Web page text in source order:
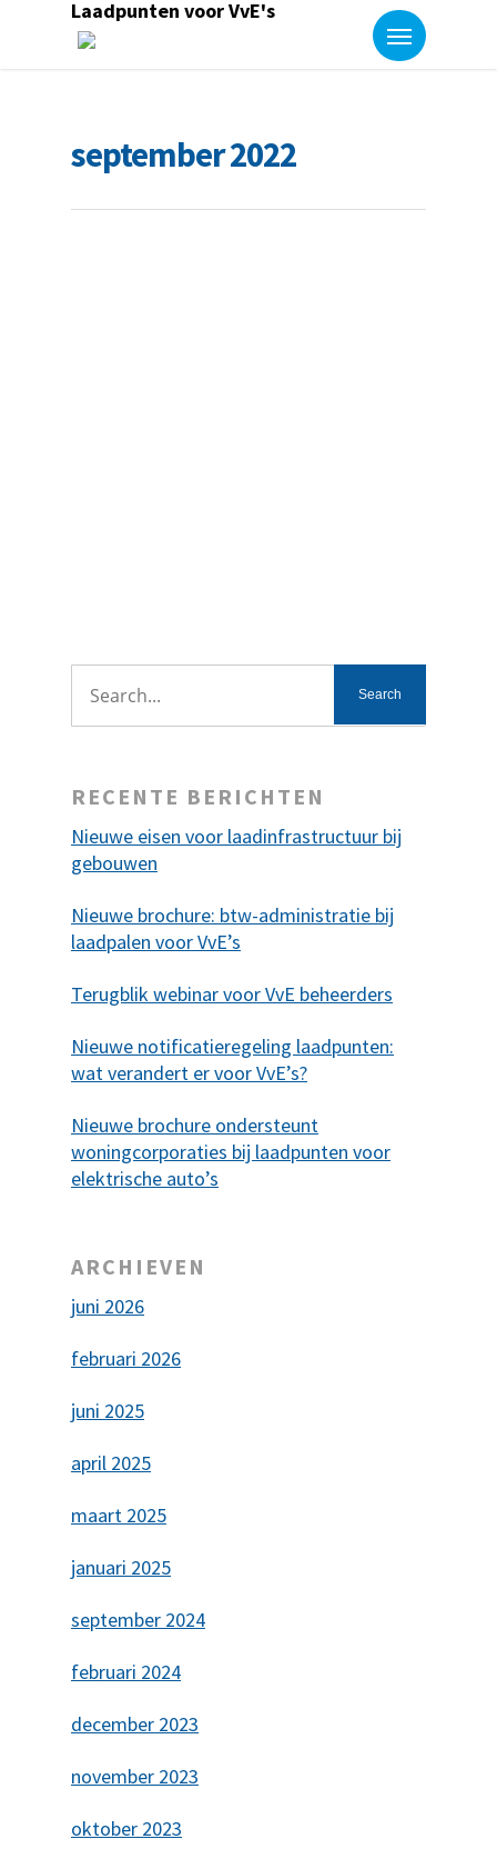
Laadpunten voor VvE's
september 2022
RECENTE BERICHTEN
Nieuwe eisen voor laadinfrastructuur bij
gebouwen
Nieuwe brochure: btw-administratie bij
laadpalen voor VvE’s
Terugblik webinar voor VvE beheerders
Nieuwe notificatieregeling laadpunten:
wat verandert er voor VvE’s?
Nieuwe brochure ondersteunt
woningcorporaties bij laadpunten voor
elektrische auto’s
ARCHIEVEN
juni 2026
februari 2026
juni 2025
april 2025
maart 2025
januari 2025
september 2024
februari 2024
december 2023
november 2023
oktober 2023